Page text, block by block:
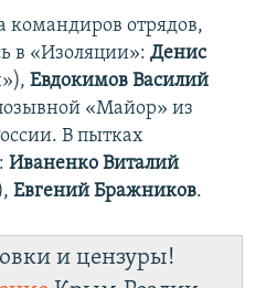
командиров отрядов,
в «Изоляции»: Денис
Евдокимов Василий
«Майор» из
В пытках
Иваненко Виталий
Евгений Бражников.
и цензуры!